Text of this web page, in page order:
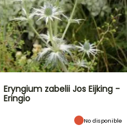
Eryngium zabelii Jos Eijking -
Eringio
No disponible